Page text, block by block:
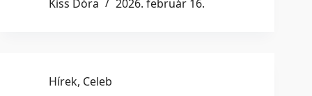
Kiss Dóra
2026. február 16.
Hírek, Celeb